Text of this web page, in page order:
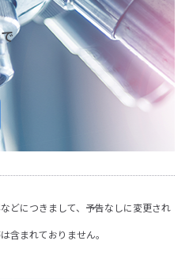
どにつきまして、予告なしに変更され
含まれておりません。